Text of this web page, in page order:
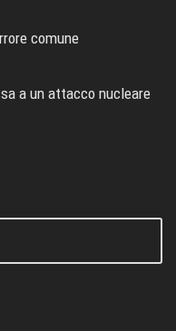
comune
a un attacco nucleare